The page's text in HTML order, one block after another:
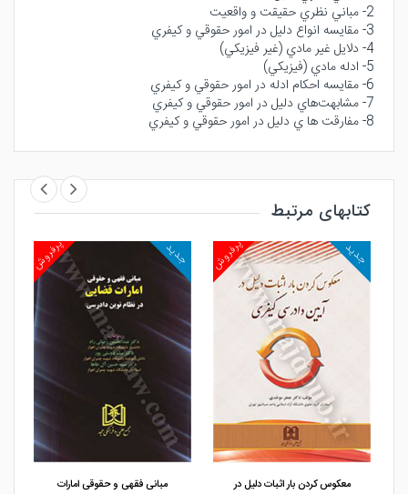
2- مباني نظري حقيقت و واقعيت
3- مقايسه انواع دليل در امور حقوقي و كيفري
4- دلايل غير مادي (غير فيزيكي)
5- ادله مادي (فيزيكي)
6- مقايسه احكام ادله در امور حقوقي و كيفري
7- مشابهت‌‌هاي دليل در امور حقوقي و كيفري
8- مفارقت ها ي دليل در امور حقوقي و كيفري
کتابهای مرتبط
مشاهده و خرید
پرفروش جدید
مشاهده و خرید
معکوس کردن بار اثبات دلیل در
پرفروش جدید
مبانی فقهی و حقوقی امارات